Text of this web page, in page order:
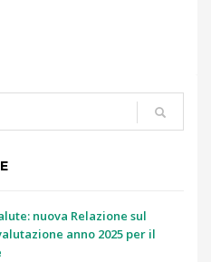
nuova Relazione sul
anno 2025 per il